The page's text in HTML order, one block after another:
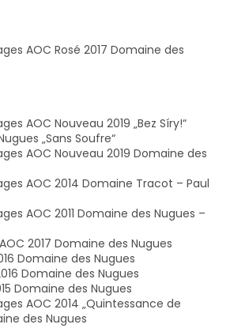
AOC Rosé 2017 Domaine des
AOC Nouveau 2019 „Bez Síry!“
„Sans Soufre“
AOC Nouveau 2019 Domaine des
AOC 2014 Domaine Tracot – Paul
AOC 2011 Domaine des Nugues –
2017 Domaine des Nugues
Domaine des Nugues
Domaine des Nugues
Domaine des Nugues
AOC 2014 „Quintessance de
des Nugues